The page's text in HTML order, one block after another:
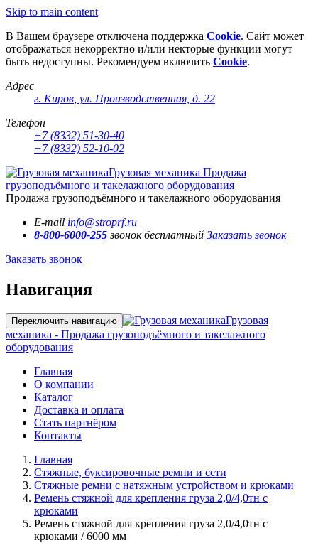
Skip to main content
В Вашем браузере отключена поддержка Cookie. Сайт может
отображаться некорректно и/или некторые функции могут
быть недоступны. Рекомендуем включить Cookie.
Адрес
г. Киров ул. Производственная, д. 22
Телефон
+7 (8332) 51-30-40
+7 (8332) 52-10-02
Грузовая механика Продажа
грузоподъёмного и такелажного оборудования
Продажа грузоподъёмного и такелажного оборудования
E-mail info@stroprf.ru
8-800-6000-255 звонок бесплатный Заказать звонок
Заказать звонок
Навигация
Переключить навигацию
Грузовая
механика - Продажа грузоподъёмного и такелажного
оборудования
Главная
О компании
Каталог
Доставка и оплата
Стать партнёром
Контакты
Главная
Стяжные, буксировочные ремни и сети
Стяжные ремни с натяжным устройством и крюками
Ремень стяжной для крепления груза 2,0/4,0тн с
крюками
Ремень стяжной для крепления груза 2,0/4,0тн с
крюками / 6000 мм